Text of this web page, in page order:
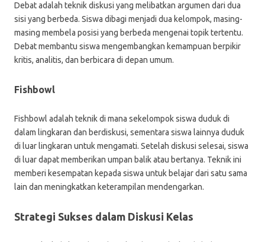
Debat adalah teknik diskusi yang melibatkan argumen dari dua
sisi yang berbeda. Siswa dibagi menjadi dua kelompok, masing-
masing membela posisi yang berbeda mengenai topik tertentu.
Debat membantu siswa mengembangkan kemampuan berpikir
kritis, analitis, dan berbicara di depan umum.
Fishbowl
Fishbowl adalah teknik di mana sekelompok siswa duduk di
dalam lingkaran dan berdiskusi, sementara siswa lainnya duduk
di luar lingkaran untuk mengamati. Setelah diskusi selesai, siswa
di luar dapat memberikan umpan balik atau bertanya. Teknik ini
memberi kesempatan kepada siswa untuk belajar dari satu sama
lain dan meningkatkan keterampilan mendengarkan.
Strategi Sukses dalam Diskusi Kelas